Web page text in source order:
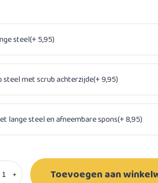
steel(+ 5,95)
steel met scrub achterzijde(+ 9,95)
lange steel en afneembare spons(+ 8,95)
+ Toevoegen aan